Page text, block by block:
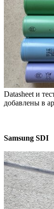
Datasheet и
добавлены в
Samsung SDI